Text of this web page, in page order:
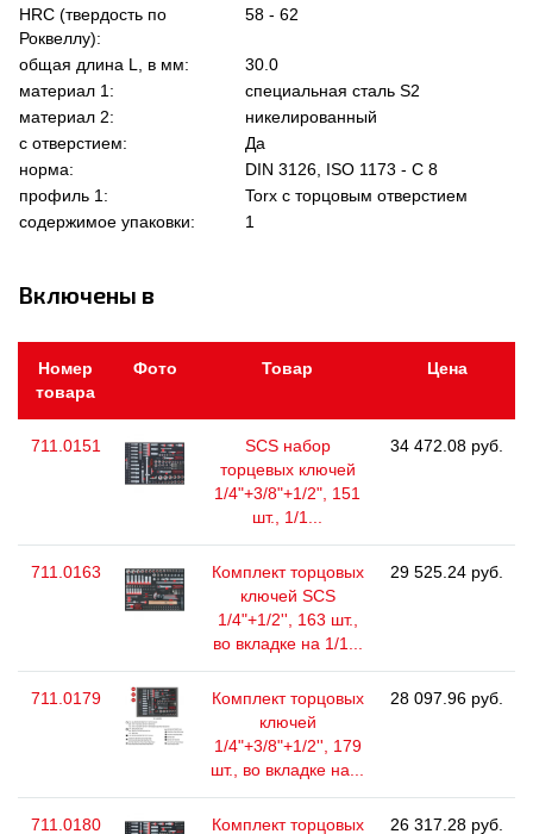
HRC (твердость по
Роквеллу):
58 - 62
общая длина L, в мм:
30.0
материал 1:
специальная сталь S2
материал 2:
никелированный
с отверстием:
Да
норма:
DIN 3126, ISO 1173 - C 8
профиль 1:
Torx с торцовым отверстием
содержимое упаковки:
1
Включены в
Номер
товара
Фото Товар Цена
711.0151
SCS набор
торцевых ключей
1/4"+3/8"+1/2", 151
шт., 1/1...
34 472.08 руб.
711.0163
Комплект торцовых
ключей SCS
1/4"+1/2'', 163 шт.,
во вкладке на 1/1...
29 525.24 руб.
711.0179
Комплект торцовых
ключей
1/4"+3/8"+1/2'', 179
шт., во вкладке на...
28 097.96 руб.
711.0180 Комплект торцовых 26 317.28 руб.